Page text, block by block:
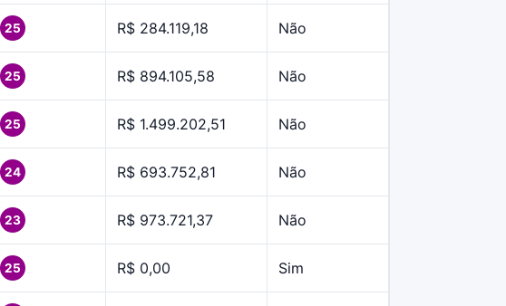
25 R$ 284.119,18 Não
25 R$ 894.105,58 Não
25 R$ 1.499.202,51 Não
24 R$ 693.752,81 Não
23 R$ 973.721,37 Não
25 R$ 0,00 Sim